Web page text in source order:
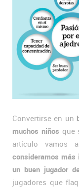
Convertirse en un
muchos niños que
artículo vamos
consideramos más
un buen jugador
jugadores que